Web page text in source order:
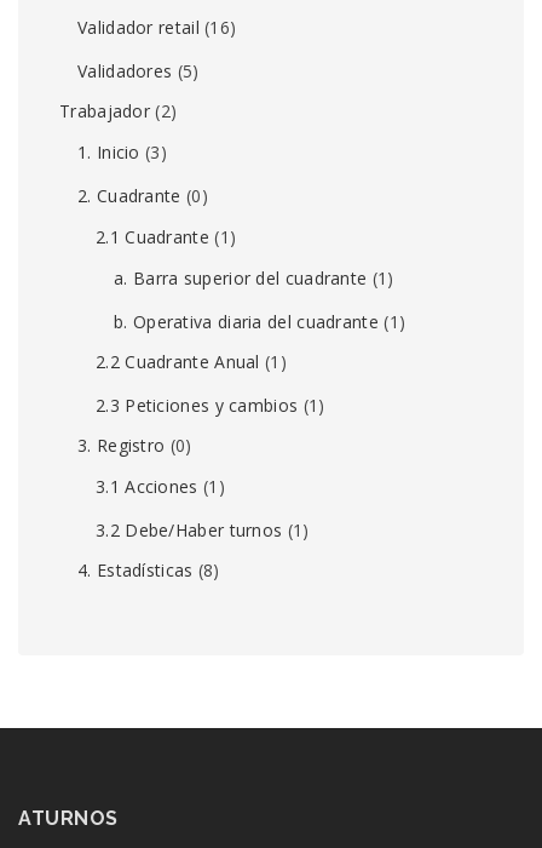
Validador retail (16)
Validadores (5)
Trabajador (2)
1. Inicio (3)
2. Cuadrante (0)
2.1 Cuadrante (1)
a. Barra superior del cuadrante (1)
b. Operativa diaria del cuadrante (1)
2.2 Cuadrante Anual (1)
2.3 Peticiones y cambios (1)
3. Registro (0)
3.1 Acciones (1)
3.2 Debe/Haber turnos (1)
4. Estadísticas (8)
ATURNOS